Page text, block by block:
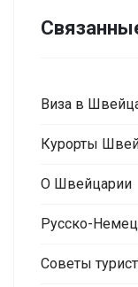
Виза в
Курорты
О Швейцарии
Русско-
Советы